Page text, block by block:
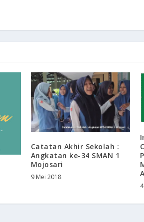
Catatan Akhir Sekolah :
Angkatan ke-34 SMAN 1
Mojosari
9 Mei 2018